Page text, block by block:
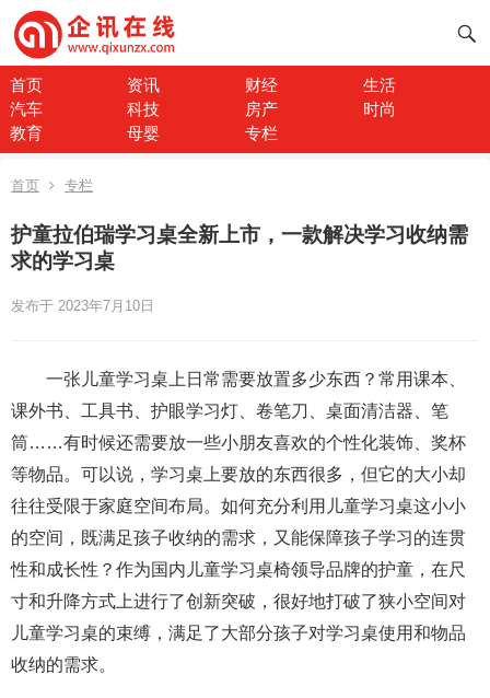
首页 资讯 财经
生活
汽车
科技 房产
时尚
教育
母婴 专栏
首页 专栏
护童拉伯瑞学习桌全新上市，一款解决学习收纳需
求的学习桌
发布于 2023年7月10日
一张儿童学习桌上日常需要放置多少东西？常用课本、
课外书、工具书、护眼学习灯、卷笔刀、桌面清洁器、笔
筒……有时候还需要放一些小朋友喜欢的个性化装饰、奖杯
等物品。可以说，学习桌上要放的东西很多，但它的大小却
往往受限于家庭空间布局。如何充分利用儿童学习桌这小小
的空间，既满足孩子收纳的需求，又能保障孩子学习的连贯
性和成长性？作为国内儿童学习桌椅领导品牌的护童，在尺
寸和升降方式上进行了创新突破，很好地打破了狭小空间对
儿童学习桌的束缚，满足了大部分孩子对学习桌使用和物品
收纳的需求。